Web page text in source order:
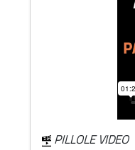
PILLOLE VIDEO